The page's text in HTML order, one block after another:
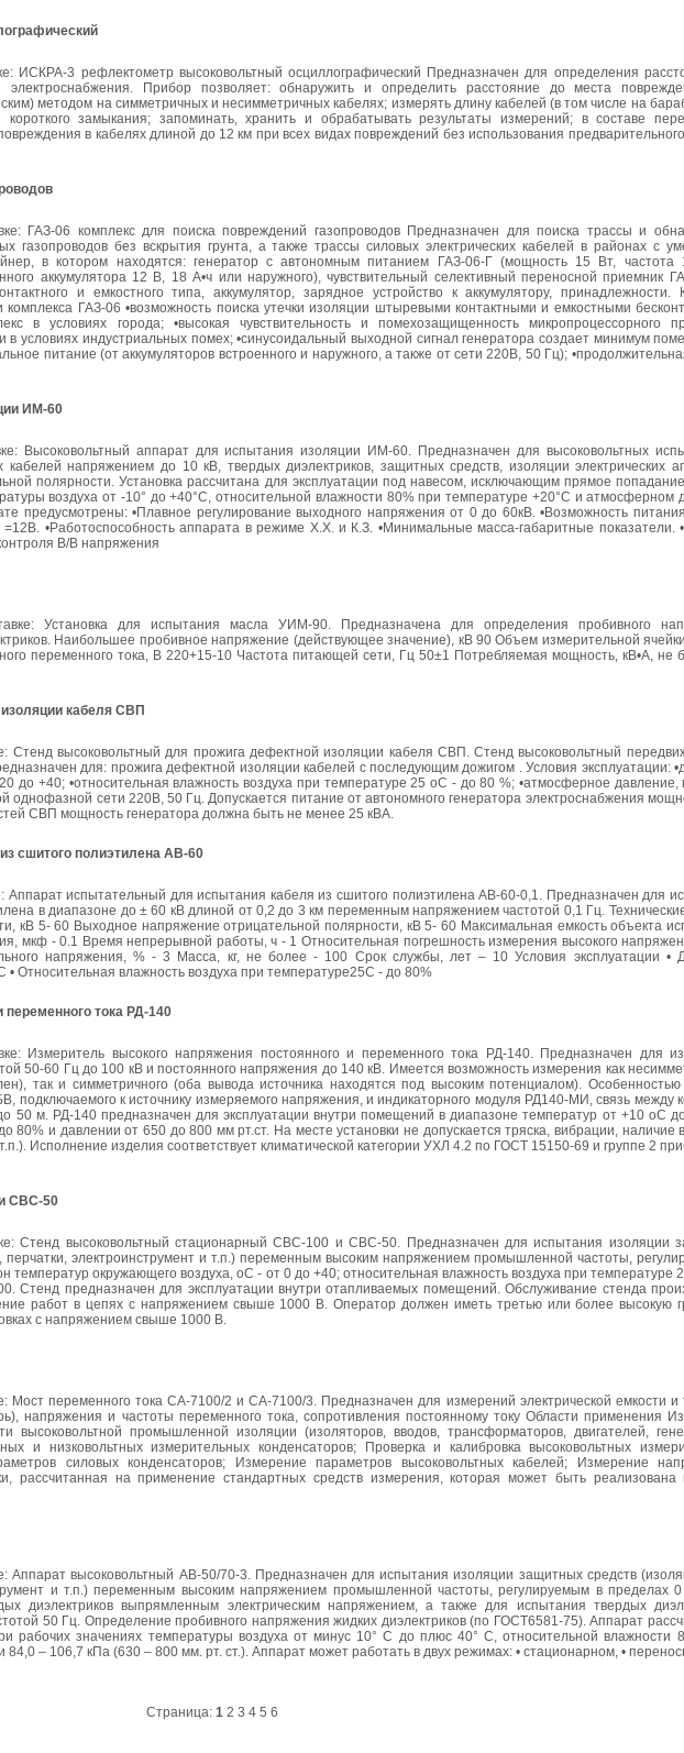
ИСКРА-3 рефлектометр высоковольтный осциллографический Предназначен для определения
Прибор позволяет: обнаружить и определить расстояние до места
методом на симметричных и несимметричных кабелях; измерять длину кабелей (в том числе на
замыкания; запоминать, хранить и обрабатывать результаты измерений; в составе
в кабелях длиной до 12 км при всех видах повреждений без использования
ГАЗ-06 комплекс для поиска повреждений газопроводов Предназначен для поиска трассы и
газопроводов без вскрытия грунта, а также трассы силовых электрических кабелей в районах с
в котором находятся: генератор с автономным питанием ГАЗ-06-Г (мощность 15 Вт, частота
аккумулятора 12 В, 18 А•ч или наружного), чувствительный селективный переносной приемник
и емкостного типа, аккумулятор, зарядное устройство к аккумулятору, принадлежности.
ГАЗ-06 •возможность поиска утечки изоляции штыревыми контактными и емкостными
в условиях города; •высокая чувствительность и помехозащищенность микропроцессорного
условиях индустриальных помех; •синусоидальный выходной сигнал генератора создает минимум
питание (от аккумуляторов встроенного и наружного, а также от сети 220В, 50 Гц);
ИМ-60
Высоковольтный аппарат для испытания изоляции ИМ-60. Предназначен для высоковольтных
кабелей напряжением до 10 кВ, твердых диэлектриков, защитных средств, изоляции электрических
полярности. Установка рассчитана для эксплуатации под навесом, исключающим прямое
воздуха от -10° до +40°С, относительной влажности 80% при температуре +20°С и атмосферном
предусмотрены: •Плавное регулирование выходного напряжения от 0 до 60кВ. •Возможность
•Работоспособность аппарата в режиме Х.Х. и К.З. •Минимальные масса-габаритные показатели.
В/В напряжения
Установка для испытания масла УИМ-90. Предназначена для определения пробивного
Наибольшее пробивное напряжение (действующее значение), кВ 90 Объем измерительной
переменного тока, В 220+15-10 Частота питающей сети, Гц 50±1 Потребляемая мощность, кВ•А, не
кабеля СВП
Стенд высоковольтный для прожига дефектной изоляции кабеля СВП. Стенд высоковольтный
для: прожига дефектной изоляции кабелей с последующим дожигом . Условия эксплуатации:
до +40; •относительная влажность воздуха при температуре 25 оС - до 80 %; •атмосферное
сети 220В, 50 Гц. Допускается питание от автономного генератора электроснабжения
СВП мощность генератора должна быть не менее 25 кВА.
сшитого полиэтилена АВ-60
испытательный для испытания кабеля из сшитого полиэтилена АВ-60-0,1. Предназначен для
в диапазоне до ± 60 кВ длиной от 0,2 до 3 км переменным напряжением частотой 0,1 Гц.
кВ 5- 60 Выходное напряжение отрицательной полярности, кВ 5- 60 Максимальная емкость объекта
мкф - 0.1 Время непрерывной работы, ч - 1 Относительная погрешность измерения высокого
напряжения, % - 3 Масса, кг, не более - 100 Срок службы, лет – 10 Условия эксплуатации •
Относительная влажность воздуха при температуре25С - до 80%
переменного тока РД-140
Измеритель высокого напряжения постоянного и переменного тока РД-140. Предназначен для
50-60 Гц до 100 кВ и постоянного напряжения до 140 кВ. Имеется возможность измерения как
так и симметричного (оба вывода источника находятся под высоким потенциалом). Особенностью
подключаемого к источнику измеряемого напряжения, и индикаторного модуля РД140-МИ, связь между
50 м. РД-140 предназначен для эксплуатации внутри помещений в диапазоне температур от +10 оС
80% и давлении от 650 до 800 мм рт.ст. На месте установки не допускается тряска, вибрации, наличие
Исполнение изделия соответствует климатической категории УХЛ 4.2 по ГОСТ 15150-69 и группе 2
СВС-50
Стенд высоковольтный стационарный СВС-100 и СВС-50. Предназначен для испытания изоляции
электроинструмент и т.п.) переменным высоким напряжением промышленной частоты,
температур окружающего воздуха, оС - от 0 до +40; относительная влажность воздуха при температуре
Стенд предназначен для эксплуатации внутри отапливаемых помещений. Обслуживание стенда
работ в цепях с напряжением свыше 1000 В. Оператор должен иметь третью или более высокую
с напряжением свыше 1000 В.
переменного тока СА-7100/2 и СА-7100/3. Предназначен для измерений электрической емкости и
напряжения и частоты переменного тока, сопротивления постоянному току Области применения
высоковольтной промышленной изоляции (изоляторов, вводов, трансформаторов, двигателей,
и низковольтных измерительных конденсаторов; Проверка и калибровка высоковольтных
силовых конденсаторов; Измерение параметров высоковольтных кабелей; Измерение
рассчитанная на применение стандартных средств измерения, которая может быть
Аппарат высоковольтный АВ-50/70-3. Предназначен для испытания изоляции защитных средств
и т.п.) переменным высоким напряжением промышленной частоты, регулируемым в пределах
диэлектриков выпрямленным электрическим напряжением, а также для испытания твердых
50 Гц. Определение пробивного напряжения жидких диэлектриков (по ГОСТ6581-75). Аппарат
рабочих значениях температуры воздуха от минус 10° С до плюс 40° С, относительной влажности
– 106,7 кПа (630 – 800 мм. рт. ст.). Аппарат может работать в двух режимах: • стационарном, •
Страница: 1 2 3 4 5 6